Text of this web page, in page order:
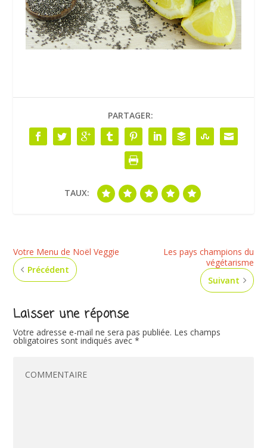
PARTAGER:
TAUX:
Votre Menu de Noël Veggie
Précédent
Les pays champions du
végétarisme
Suivant
Laisser une réponse
Votre adresse e-mail ne sera pas publiée. Les champs
obligatoires sont indiqués avec*